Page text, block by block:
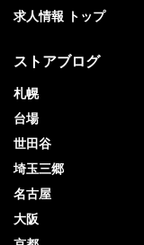
求人情報 トップ
ストアブログ
札幌
台場
世田谷
埼玉三郷
名古屋
大阪